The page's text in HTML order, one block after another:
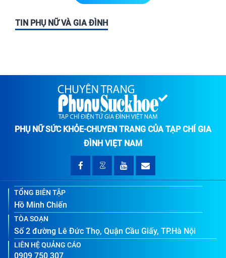
TIN PHỤ NỮ VÀ GIA ĐÌNH
PHỤ NỮ SỨC KHỎE-CHUYÊN TRANG CỦA TẠP CHÍ GIA
ĐÌNH VIỆT NAM
TỔNG BIÊN TẬP
Hồ Minh Chiến
TÒA SOẠN
Số 2 đường Lê Đức Thọ, Quận Cầu Giấy, TP.Hà Nội
LIÊN HỆ QUẢNG CÁO
0909 750 307